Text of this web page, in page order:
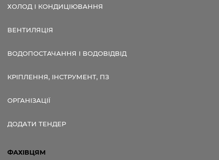
ХОЛОД І КОНДИЦІЮВАННЯ
ВЕНТИЛЯЦІЯ
ВОДОПОСТАЧАННЯ І ВОДОВІДВІД
КРІПЛЕННЯ, ІНСТРУМЕНТ, ПЗ
ОРГАНІЗАЦІЇ
ДОДАТИ ТЕНДЕР
ФАХІВЦЯМ